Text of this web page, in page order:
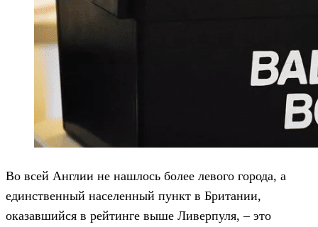
Во всей Англии не нашлось более левого города, а
единственный населенный пункт в Британии,
оказавшийся в рейтинге выше Ливерпуля, – это